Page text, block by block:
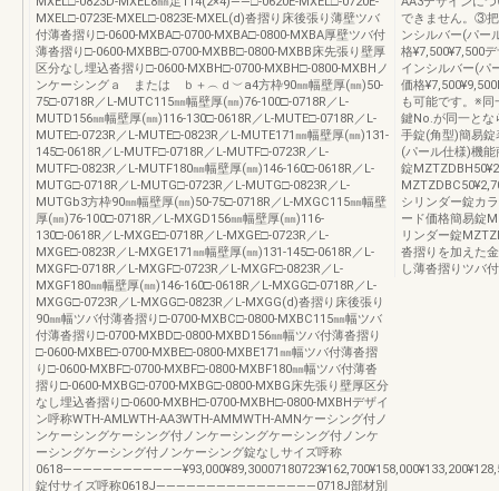
MXEL□-0723E-MXEL□-0823E-MXEL(d)沓摺り床後張り薄壁ツバ
付薄沓摺り□-0600-MXBA□-0700-MXBA□-0800-MXBA厚壁ツバ付
薄沓摺り□-0600-MXBB□-0700-MXBB□-0800-MXBB床先張り壁厚
区分なし埋込沓摺り□-0600-MXBH□-0700-MXBH□-0800-MXBHノ
ンケーシングａ または ｂ＋︵ｄ︶a4方枠90㎜幅壁厚(㎜)50-
75□-0718R／L-MUTC115㎜幅壁厚(㎜)76-100□-0718R／L-
MUTD156㎜幅壁厚(㎜)116-130□-0618R／L-MUTE□-0718R／L-
MUTE□-0723R／L-MUTE□-0823R／L-MUTE171㎜幅壁厚(㎜)131-
145□-0618R／L-MUTF□-0718R／L-MUTF□-0723R／L-
MUTF□-0823R／L-MUTF180㎜幅壁厚(㎜)146-160□-0618R／L-
MUTG□-0718R／L-MUTG□-0723R／L-MUTG□-0823R／L-
MUTGb3方枠90㎜幅壁厚(㎜)50-75□-0718R／L-MXGC115㎜幅壁
厚(㎜)76-100□-0718R／L-MXGD156㎜幅壁厚(㎜)116-
130□-0618R／L-MXGE□-0718R／L-MXGE□-0723R／L-
MXGE□-0823R／L-MXGE171㎜幅壁厚(㎜)131-145□-0618R／L-
MXGF□-0718R／L-MXGF□-0723R／L-MXGF□-0823R／L-
MXGF180㎜幅壁厚(㎜)146-160□-0618R／L-MXGG□-0718R／L-
MXGG□-0723R／L-MXGG□-0823R／L-MXGG(d)沓摺り床後張り
90㎜幅ツバ付薄沓摺り□-0700-MXBC□-0800-MXBC115㎜幅ツバ
付薄沓摺り□-0700-MXBD□-0800-MXBD156㎜幅ツバ付薄沓摺り
□-0600-MXBE□-0700-MXBE□-0800-MXBE171㎜幅ツバ付薄沓摺
り□-0600-MXBF□-0700-MXBF□-0800-MXBF180㎜幅ツバ付薄沓
摺り□-0600-MXBG□-0700-MXBG□-0800-MXBG床先張り壁厚区分
なし埋込沓摺り□-0600-MXBH□-0700-MXBH□-0800-MXBHデザイ
ン呼称WTH-AMLWTH-AA3WTH-AMMWTH-AMNケーシング付ノ
ンケーシングケーシング付ノンケーシングケーシング付ノンケ
ーシングケーシング付ノンケーシング錠なしサイズ呼称
錠付サイズ呼称0618J――――――――――――――――0718J部材別
できません。③
ンシルバー(パー
格¥7,500¥7,500
インシルバー(パ
価格
も可能です。※
鍵No.が同一と
手錠(角型)簡易
(パール仕様)機
錠
シリンダー錠カ
ード価格簡易錠
リンダー錠
沓摺りを加えた
し薄沓摺りツバ